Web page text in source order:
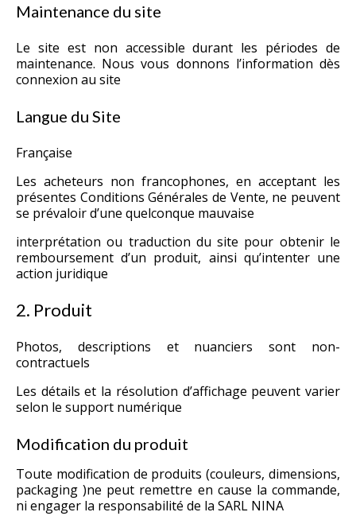
Maintenance du site
Le site est non accessible durant les périodes de
maintenance. Nous vous donnons l’information dès
connexion au site
Langue du Site
Française
Les acheteurs non francophones, en acceptant les
présentes Conditions Générales de Vente, ne peuvent
se prévaloir d’une quelconque mauvaise
interprétation ou traduction du site pour obtenir le
remboursement d’un produit, ainsi qu’intenter une
action juridique
2. Produit
Photos, descriptions et nuanciers sont non-
contractuels
Les détails et la résolution d’affichage peuvent varier
selon le support numérique
Modification du produit
Toute modification de produits (couleurs, dimensions,
packaging )ne peut remettre en cause la commande,
ni engager la responsabilité de la SARL NINA